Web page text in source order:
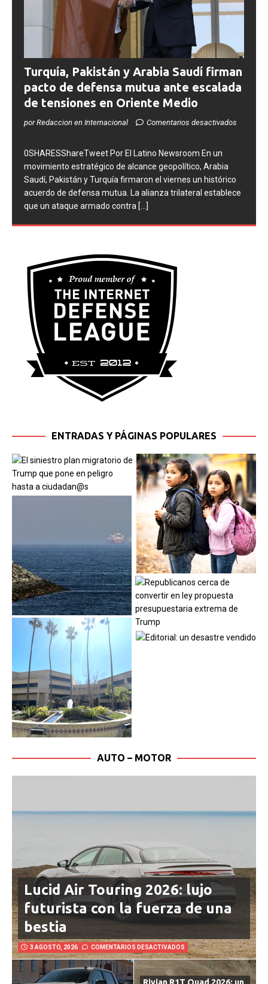
Turquía, Pakistán y Arabia Saudí firman
pacto de defensa mutua ante escalada
de tensiones en Oriente Medio
por Redaccion en Internacional
0SHARESShareTweet ​Por El Latino Newsroom En un
movimiento estratégico de alcance geopolítico, Arabia
Saudí, Pakistán y Turquía firmaron el viernes un histórico
acuerdo de defensa mutua. La alianza trilateral establece
que un ataque armado contra [...]
Lucid Air Touring 2026: lujo
futurista con la fuerza de una
bestia
3 AGOSTO, 2026 COMENTARIOS DESACTIVADOS